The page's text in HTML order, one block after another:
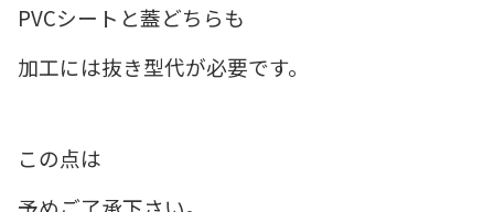
PVCシートと蓋どちらも
加工には抜き型代が必要です。
この点は